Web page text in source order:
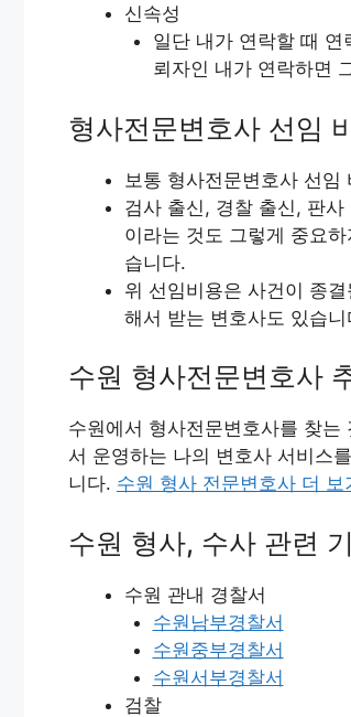
신속성
일단 내가 연락할 때
뢰자인 내가 연락하면
형사전문변호사 선임
보통 형사전문변호사 선
검사 출신, 경찰 출신, 판
이라는 것도 그렇게 중요
습니다.
위 선임비용은 사건이 종
해서 받는 변호사도 있습
수원 형사전문변호사
수원에서 형사전문변호사를 찾
서 운영하는 나의 변호사 서비스
니다. 수원 형사 전문변호사 더 보
수원 형사, 수사 관련
수원 관내 경찰서
수원남부경찰서
수원중부경찰서
수원서부경찰서
검찰